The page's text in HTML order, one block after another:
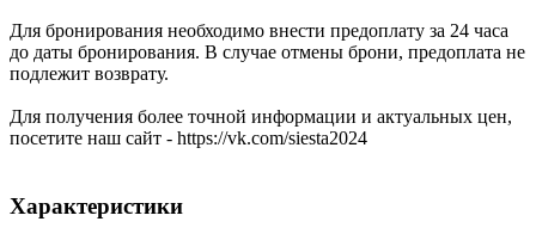
Для бронирования необходимо внести предоплату за 24 часа
до даты бронирования. В случае отмены брони, предоплата не
подлежит возврату.
Для получения более точной информации и актуальных цен,
посетите наш сайт - https://vk.com/siesta2024
Характеристики